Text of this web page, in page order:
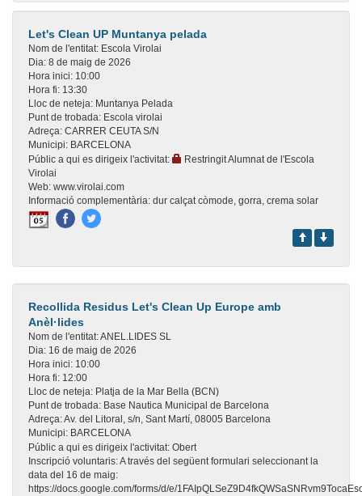
Let's Clean UP Muntanya pelada
Nom de l'entitat: Escola Virolai
Dia: 8 de maig de 2026
Hora inici: 10:00
Hora fi: 13:30
Lloc de neteja: Muntanya Pelada
Punt de trobada: Escola virolai
Adreça: CARRER CEUTA S/N
Municipi: BARCELONA
Públic a qui es dirigeix l'activitat:
Restringit Alumnat de l'Escola
Virolai
Web: www.virolai.com
Informació complementària: dur calçat còmode, gorra, crema solar
Recollida Residus Let's Clean Up Europe amb
Anèl·lides
Nom de l'entitat:ANEL.LIDES SL
Dia: 16 de maig de 2026
Hora inici: 10:00
Hora fi: 12:00
Lloc de neteja: Platja de la Mar Bella (BCN)
Punt de trobada: Base Nautica Municipal de Barcelona
Adreça:Av. del Litoral, s/n, Sant Martí, 08005 Barcelona
Municipi: BARCELONA
Públic a qui es dirigeix l'activitat: Obert
Inscripció voluntaris:A través del següent formulari seleccionant la
data del 16 de maig:
https://docs.google.com/forms/d/e/